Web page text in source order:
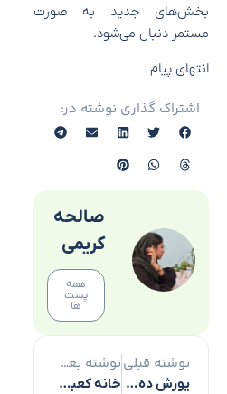
بخش‌های جدید به صورت
مستمر دنبال می‌شود.
انتهای پیام
اشتراک گذاری نوشته در:
صالحه
کریمی
همه
پست
ها
نوشته قبلی
یورش ده‌ها شهرک‌نشین اشغالگر به مسجدالاقصی
نوشته بعدی
خانه كعبه شستشو داده شد + فیلم